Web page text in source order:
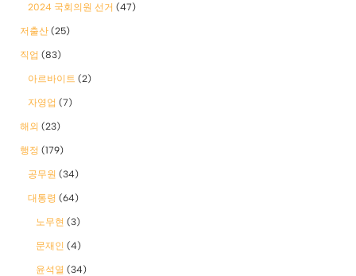
2024 국회의원 선거 (47)
저출산 (25)
직업 (83)
아르바이트 (2)
자영업 (7)
해외 (23)
행정 (179)
공무원 (34)
대통령 (64)
노무현 (3)
문재인 (4)
윤석열 (34)